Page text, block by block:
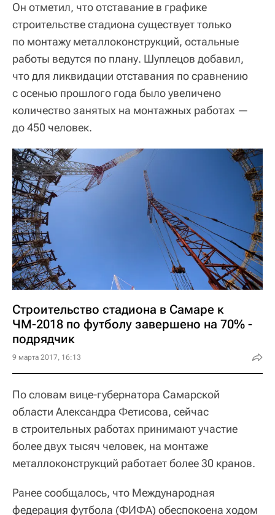
Он отметил, что отставание в графике
строительстве стадиона существует только
по монтажу металлоконструкций, остальные
работы ведутся по плану. Шуплецов добавил,
что для ликвидации отставания по сравнению
с осенью прошлого года было увеличено
количество занятых на монтажных работах —
до 450 человек.
Строительство стадиона в Самаре к
ЧМ-2018 по футболу завершено на 70% -
подрядчик
9 марта 2017, 16:13
По словам вице-губернатора Самарской
области Александра Фетисова, сейчас
в строительных работах принимают участие
более двух тысяч человек, на монтаже
металлоконструкций работает более 30 кранов.
Ранее сообщалось, что Международная
федерация футбола (ФИФА) обеспокоена ходом